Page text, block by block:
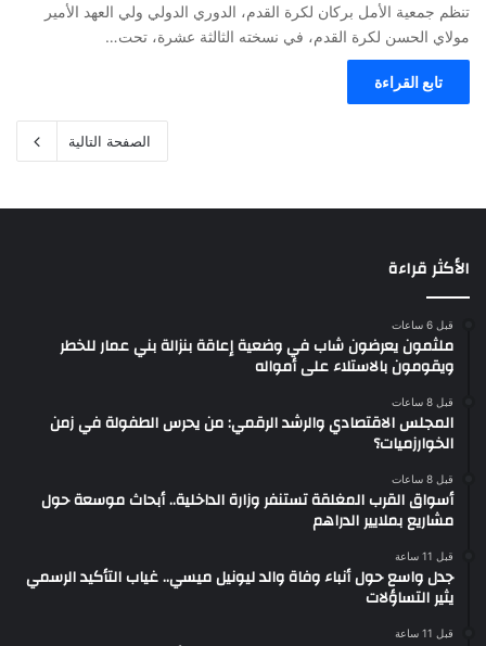
تنظم جمعية الأمل بركان لكرة القدم، الدوري الدولي ولي العهد الأمير
مولاي الحسن لكرة القدم، في نسخته الثالثة عشرة، تحت…
تابع القراءة
الصفحة التالية
الأكثر قراءة
قبل 6 ساعات
ملثمون يعرضون شاب في وضعية إعاقة بنزالة بني عمار للخطر
ويقومون بالاستلاء على أمواله
قبل 8 ساعات
المجلس الاقتصادي والرشد الرقمي: من يحرس الطفولة في زمن
الخوارزميات؟
قبل 8 ساعات
أسواق القرب المغلقة تستنفر وزارة الداخلية.. أبحاث موسعة حول
مشاريع بملايير الدراهم
قبل 11 ساعة
جدل واسع حول أنباء وفاة والد ليونيل ميسي.. غياب التأكيد الرسمي
يثير التساؤلات
قبل 11 ساعة